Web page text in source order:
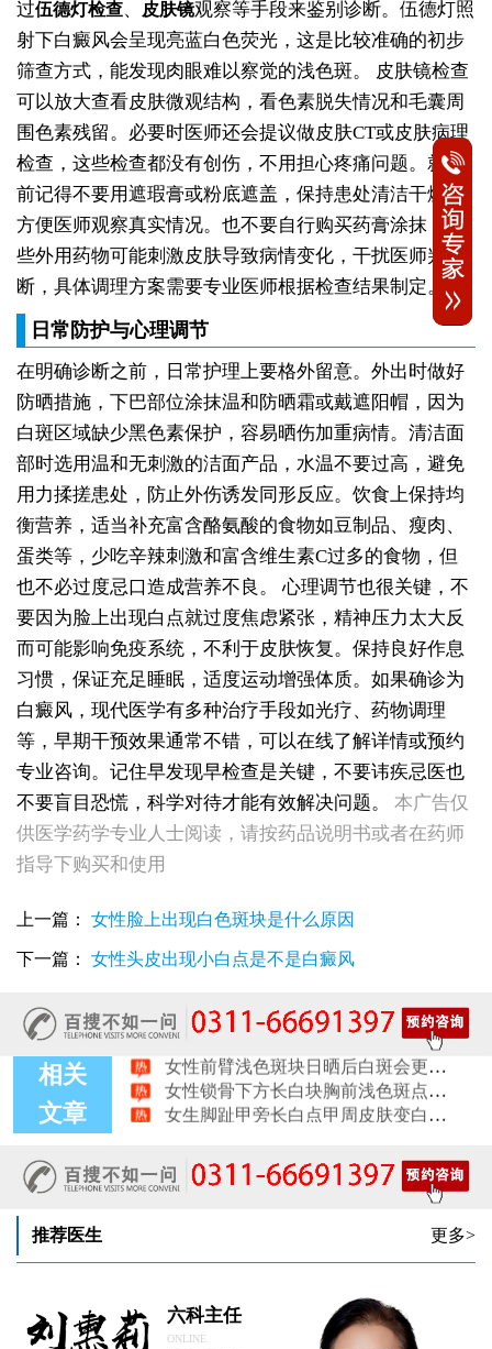
过伍德灯检查、 皮肤镜观察等手段来鉴别诊断。伍德灯照
射下白癜风会呈现亮蓝白色荧光，这是比较准确的初步
筛查方式，能发现肉眼难以察觉的浅色斑。
皮肤镜检查
可以放大查看皮肤微观结构，看色素脱失情况和毛囊周
围色素残留。必要时医师还会提议做皮肤CT或皮肤病理
检查，这些检查都没有创伤，不用担心疼痛问题。就医
前记得不要用遮瑕膏或粉底遮盖，保持患处清洁干燥，
方便医师观察真实情况。也不要自行购买药膏涂抹，有
些外用药物可能刺激皮肤导致病情变化，干扰医师判
断，具体调理方案需要专业医师根据检查结果制定。
日常防护与心理调节
在明确诊断之前，日常护理上要格外留意。外出时做好
防晒措施，下巴部位涂抹温和防晒霜或戴遮阳帽，因为
白斑区域缺少黑色素保护，容易晒伤加重病情。清洁面
部时选用温和无刺激的洁面产品，水温不要过高，避免
用力揉搓患处，防止外伤诱发同形反应。饮食上保持均
衡营养，适当补充富含酪氨酸的食物如豆制品、瘦肉、
蛋类等，少吃辛辣刺激和富含维生素C过多的食物，但
也不必过度忌口造成营养不良。
心理调节也很关键，不
要因为脸上出现白点就过度焦虑紧张，精神压力太大反
而可能影响免疫系统，不利于皮肤恢复。保持良好作息
习惯，保证充足睡眠，适度运动增强体质。如果确诊为
白癜风，现代医学有多种治疗手段如光疗、药物调理
等，早期干预效果通常不错，可以在线了解详情或预约
专业咨询。记住早发现早检查是关键，不要讳疾忌医也
不要盲目恐慌，科学对待才能有效解决问题。
本广告仅
供医学药学专业人士阅读，请按药品说明书或者在药师
指导下购买和使用
上一篇： 女性脸上出现白色斑块是什么原因
下一篇： 女性头皮出现小白点是不是白癜风
相关
文章
女性全身零星长浅白点多处小块白斑是什么
女性手指关节长小白块指关节发白会不会扩
女性尾椎骨白斑是白癜风吗后背浅色皮损判断
女生腰窝长白斑凹陷脱色 警惕白癜风迹象
眼角细小白点、眼周浅色斑块，严重吗
女性膝盖后方腿窝淡白斑是怎么回事 隐蔽处白斑咨询
女性脸颊边缘长淡色块边界模糊白斑是怎么回事
女生后腰中间长淡色斑腰部正中发白要紧吗
女性前臂浅色斑块日晒后白斑会更明显吗
女性锁骨下方长白块胸前浅色斑点会不会变白癜风
女生脚趾甲旁长白点甲周皮肤变白怎么了
推荐医生 更多>
六科主任
ONLINE